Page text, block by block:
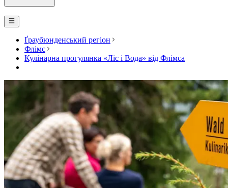
Ґраубюнденський регіон
Флімс
Кулінарна прогулянка «Ліс і Вода» від Флімса